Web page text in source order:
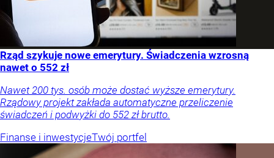
Rząd szykuje nowe emerytury. Świadczenia wzrosną
nawet o 552 zł
Nawet 200 tys. osób może dostać wyższe emerytury.
Rządowy projekt zakłada automatyczne przeliczenie
świadczeń i podwyżki do 552 zł brutto.
Finanse i inwestycjeTwój portfel